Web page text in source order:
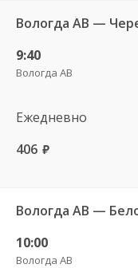
Вологда АВ —
9:40
Вологда АВ
Ежедневно
406 руб.
Вологда АВ —
10:00
Вологда АВ